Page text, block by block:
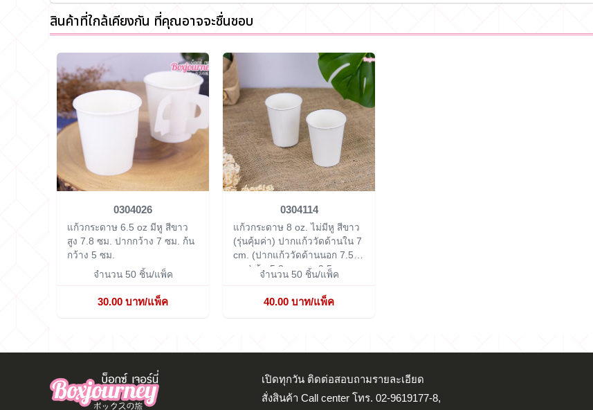
สินค้าที่ใกล้เคียงกัน ที่คุณอาจจะชื่นชอบ
0304026
แก้วกระดาษ 6.5 oz มีหู สีขาว
สูง 7.8 ซม. ปากกว้าง 7 ซม. ก้น
กว้าง 5 ซม.
จำนวน 50 ชิ้น/แพ็ค
30.00 บาท/แพ็ค
0304114
แก้วกระดาษ 8 oz. ไม่มีหู สีขาว
(รุ่นคุ้มค่า) ปากแก้ววัดด้านใน 7
cm. (ปากแก้ววัดด้านนอก 7.5
cm.) ก้น 5.2 cm. สูง 9.5 cm.
จำนวน 50 ชิ้น/แพ็ค
40.00 บาท/แพ็ค
เปิดทุกวัน ติดต่อสอบถามรายละเอียด
สั่งสินค้า Call center โทร. 02-9619177-8,